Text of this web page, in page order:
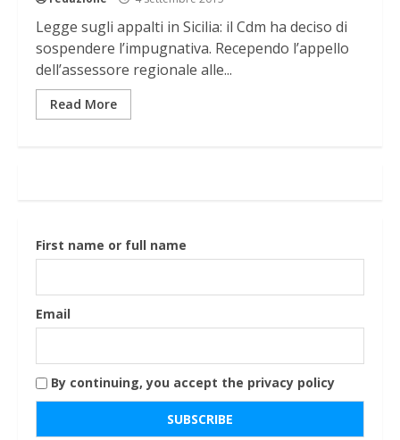
Legge sugli appalti in Sicilia: il Cdm ha deciso di
sospendere l’impugnativa. Recependo l’appello
dell’assessore regionale alle...
Read More
First name or full name
Email
By continuing, you accept the privacy policy